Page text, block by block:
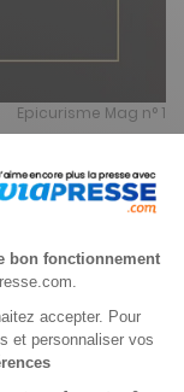
Epicurisme Mag n° 1